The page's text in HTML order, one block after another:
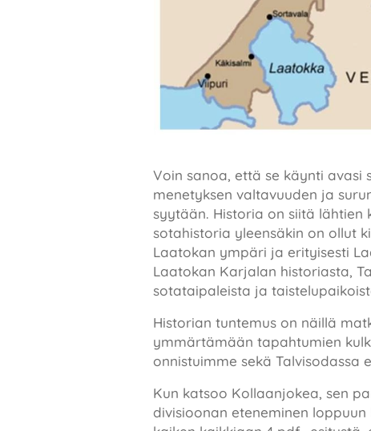
Voin sanoa, että se käynti avasi
menetyksen valtavuuden ja
syytään. Historia on siitä lähtien
sotahistoria yleensäkin on ollut
Laatokan ympäri ja erityisesti
Laatokan Karjalan historiasta,
sotataipaleista ja
Historian tuntemus on näillä
ymmärtämään tapahtumien
onnistuimme sekä
Kun katsoo Kollaanjokea, sen
divisioonan eteneminen